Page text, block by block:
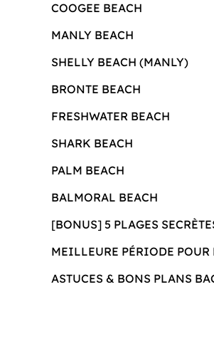
COOGEE BEACH
MANLY BEACH
SHELLY BEACH (MANLY)
BRONTE BEACH
FRESHWATER BEACH
SHARK BEACH
PALM BEACH
BALMORAL BEACH
[BONUS] 5 PLAGES
MEILLEURE PÉRIODE POUR
ASTUCES & BONS PLANS